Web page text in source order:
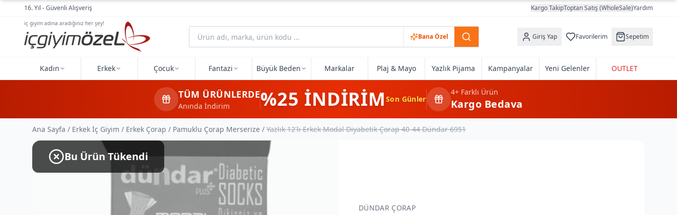
Ana içeriğe geç16. Yıl - Güvenli Alışveriş Kargo TakipToptan Satış (WholeSale)Yardım
iç giyim adına aradığınız her şey!
Bana Özel Giriş Yap Favorilerim Sepetim
Kadın Erkek Çocuk Fantazi Büyük Beden Markalar Plaj & Mayo Yazlık Pijama Kampanyalar Yeni Gelenler OUTLET
TÜM ÜRÜNLERDE
Anında İndirim %25 İNDİRİMSon Günler
4+Farklı Ürün
Kargo Bedava
Ana Sayfa / Erkek İç Giyim / Erkek Çorap / Pamuklu Çorap Merserize / Yazlık 12'li Erkek Modal Diyabetik Çorap 40-44 Dündar 6951
Bu Ürün Tükendi
DÜNDAR ÇORAP